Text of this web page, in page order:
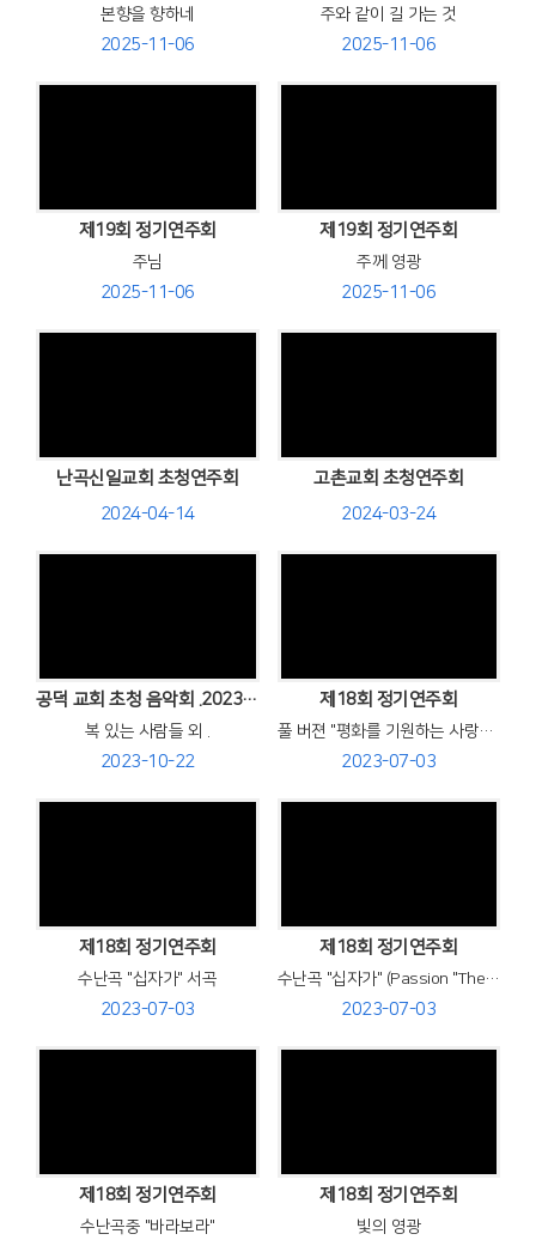
본향을 향하네
2025-11-06
주와 같이 길 가는 것
2025-11-06
제19회 정기연주회
주님
2025-11-06
제19회 정기연주회
주께 영광
2025-11-06
난곡신일교회 초청연주회
2024-04-14
고촌교회 초청연주회
2024-03-24
공덕 교회 초청 음악회 .2023,10,22.
복 있는 사람들 외 .
2023-10-22
제18회 정기연주회
풀 버젼 "평화를 기원하는 사랑의 콘서트"
2023-07-03
제18회 정기연주회
수난곡 "십자가" 서곡
2023-07-03
제18회 정기연주회
수난곡 "십자가" (Passion "The Cross")
2023-07-03
제18회 정기연주회
수난곡중 "바라보라"
제18회 정기연주회
빛의 영광